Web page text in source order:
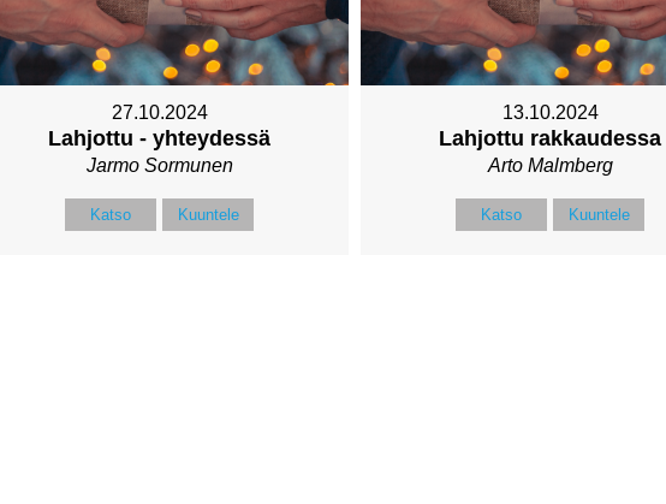
27.10.2024
Lahjottu - yhteydessä
Jarmo Sormunen
Katso Kuuntele
13.10.2024
Lahjottu rakkaudessa
Arto Malmberg
Katso Kuuntele